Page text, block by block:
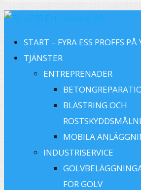
START – FYRA ESS PROFFS
TJÄNSTER
ENTREPRENADER
BLÄSTRING OCH
MOBILA
INDUSTRISERVICE
FÖR GOLV